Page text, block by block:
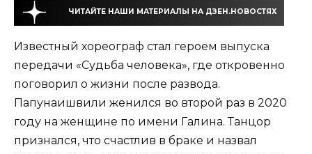
ЧИТАЙТЕ НАШИ МАТЕРИАЛЫ НА ДЗЕН.НОВОСТЯХ
Известный хореограф стал героем выпуска
передачи «Судьба человека», где откровенно
поговорил о жизни после развода.
Папунаишвили женился во второй раз в 2020
году на женщине по имени Галина. Танцор
признался, что счастлив в браке и назвал